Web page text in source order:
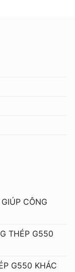
CÔNG
THÉP G550
G550 KHÁC